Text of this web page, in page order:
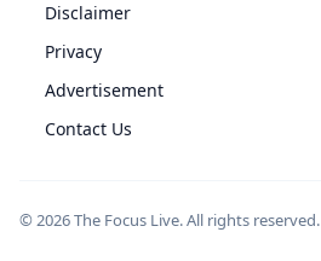
Disclaimer
Privacy
Advertisement
Contact Us
© 2026 The Focus Live. All rights reserved.